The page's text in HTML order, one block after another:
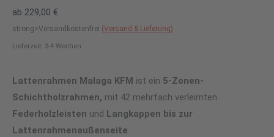
ab 229,00 €
strong>Versandkostenfrei (Versand & Lieferung)
Lieferzeit: 3-4 Wochen
Lattenrahmen Malaga KFM ist ein 5-Zonen-
Schichtholzrahmen, mit 42 mehrfach verleimten
Federholzleisten und Langkappen bis zur
Lattenrahmenaußenseite.